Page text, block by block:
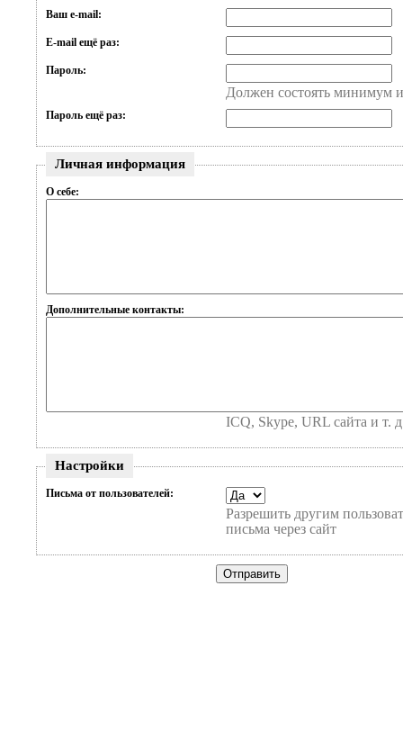
Ваш e-mail:
E-mail ещё раз:
Пароль:
Должен состоять минимум
Пароль ещё раз:
Личная информация
О себе:
Дополнительные контакты:
ICQ, Skype, URL сайта и т.
Настройки
Письма от пользователей:
Разрешить другим
письма через сайт